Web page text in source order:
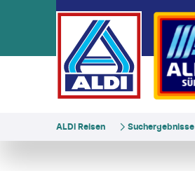
ALDI Reisen Suchergebnisse